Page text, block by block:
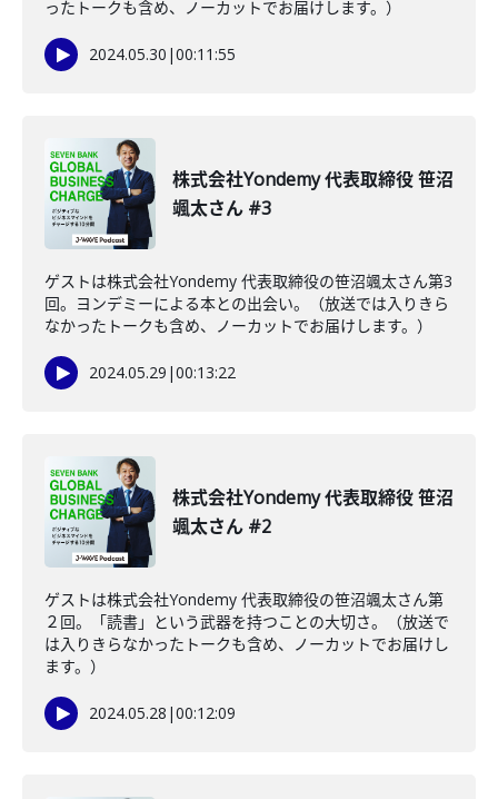
ったトークも含め、ノーカットでお届けします。）
2024.05.30 |00:11:55
株式会社Yondemy 代表取締役 笹沼
颯太さん #3
ゲストは株式会社Yondemy 代表取締役の笹沼颯太さん第3
回。ヨンデミーによる本との出会い。（放送では入りきら
なかったトークも含め、ノーカットでお届けします。）
2024.05.29 |00:13:22
株式会社Yondemy 代表取締役 笹沼
颯太さん #2
ゲストは株式会社Yondemy 代表取締役の笹沼颯太さん第
２回。「読書」という武器を持つことの大切さ。（放送で
は入りきらなかったトークも含め、ノーカットでお届けし
ます。）
2024.05.28 |00:12:09